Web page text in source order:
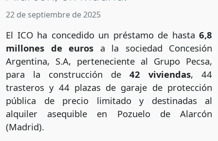
22 de septiembre de 2025
El ICO ha concedido un préstamo de hasta 6,8
millones de euros a la sociedad Concesión
Argentina, S.A, perteneciente al Grupo Pecsa,
para la construcción de 42 viviendas, 44
trasteros y 44 plazas de garaje de protección
pública de precio limitado y destinadas al
alquiler asequible en Pozuelo de Alarcón
(Madrid).